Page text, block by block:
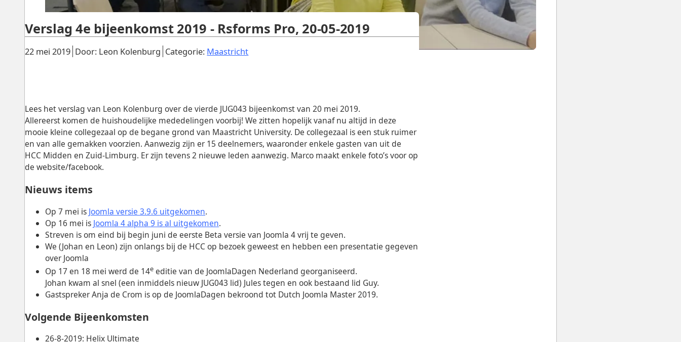
Gepubliceerd:
22 mei 2019. Door: Leon Kolenburg Categorie: Maastricht.
Verslag 4e bijeenkomst 2019 - Rsforms Pro, 20-05-2019
Lees het verslag van Leon Kolenburg over de vierde JUG043 bijeenkomst van 20 mei 2019.
Allereerst komen de huishoudelijke mededelingen voorbij! We zitten hopelijk vanaf nu altijd in deze
mooie kleine collegezaal op de begane grond van Maastricht University. De collegezaal is een stuk ruimer
en van alle gemakken voorzien. Aanwezig zijn er 15 deelnemers, waaronder enkele gasten van uit de
HCC Midden en Zuid-Limburg. Er zijn tevens 2 nieuwe leden aanwezig. Marco maakt enkele foto’s voor op
de website/facebook.
Nieuws items
Op 7 mei is Joomla versie 3.9.6 uitgekomen.
Op 16 mei is Joomla 4 alpha 9 is al uitgekomen.
Streven is om eind bij begin juni de eerste Beta versie van Joomla 4 vrij te geven.
We (Johan en Leon) zijn onlangs bij de HCC op bezoek geweest en hebben een presentatie gegeven
over Joomla
Op 17 en 18 mei werd de 14e editie van de JoomlaDagen Nederland georganiseerd.
Johan kwam al snel (een inmiddels nieuw JUG043 lid) Jules tegen en ook bestaand lid Guy.
Gastspreker Anja de Crom is op de JoomlaDagen bekroond tot Dutch Joomla Master 2019.
Volgende Bijeenkomsten
26-8-2019: Helix Ultimate